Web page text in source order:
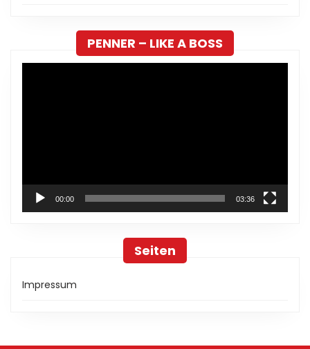
PENNER – LIKE A BOSS
00:00 03:36
Seiten
Impressum